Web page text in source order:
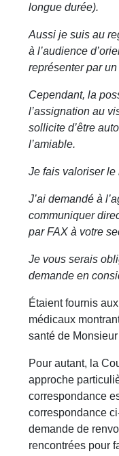
longue durée).
Aussi je suis au
à l’audience
représenter par un
Cependant, la
l’assignation au
sollicite d’être
l’amiable.
Je fais valoriser le
J’ai demandé à
communiquer
par FAX à votre
Je vous serais
demande en
Étaient fournis
médicaux
santé de
Pour autant, la
approche
correspondance
correspondance
demande de
rencontrées pour